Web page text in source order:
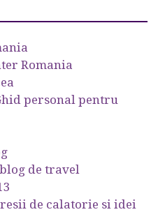
Romania
personal pentru
de travel
de calatorie si idei